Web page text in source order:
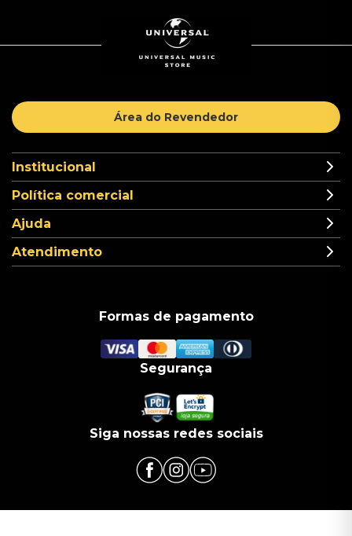
Área do Revendedor
Institucional
Política comercial
Ajuda
Atendimento
Formas de pagamento
Segurança
Siga nossas redes sociais